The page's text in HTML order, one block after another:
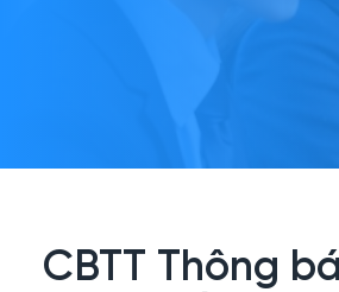
CBTT Thông